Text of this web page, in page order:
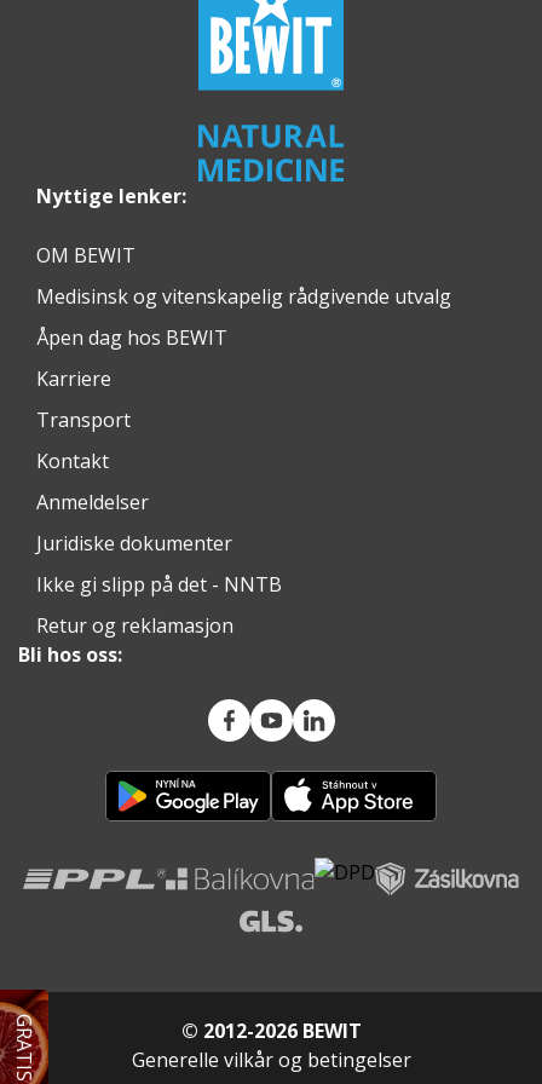
Nyttige lenker:
OM BEWIT
Medisinsk og vitenskapelig rådgivende utvalg
Åpen dag hos BEWIT
Karriere
Transport
Kontakt
Anmeldelser
Juridiske dokumenter
Ikke gi slipp på det - NNTB
Retur og reklamasjon
Bli hos oss:
© 2012-2026 BEWIT
Generelle vilkår og betingelser